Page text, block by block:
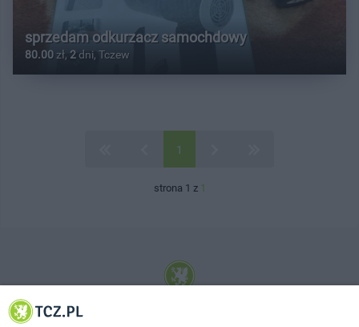
sprzedam odkurzacz samochdowy
80.00 zł, 2 dni, Tczew
1
strona 1 z 1
© 2001-2026 Tczew - TCZ.PL Sp. z o.o. Internetowy Serwis Informacyjny Miasta